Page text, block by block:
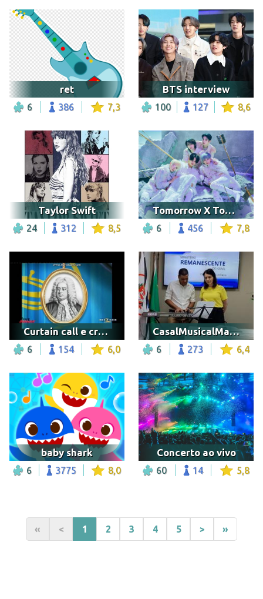
ret
6 386 7,3
BTS interview
100 127 8,6
Taylor Swift
24 312 8,5
Tomorrow X Together
6 456 7,8
Curtain call e credits
6 154 6,0
CasalMusicalMauricioAlice
6 273 6,4
baby shark
6 3775 8,0
Concerto ao vivo
60 14 5,8
« < 1 2 3 4 5 > »